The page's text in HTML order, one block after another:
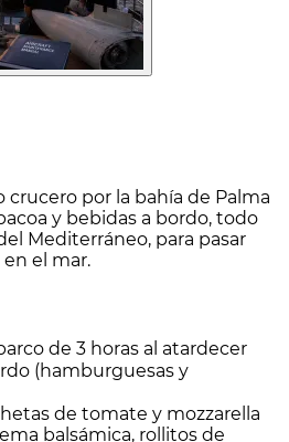
por la bahía de Palma
y bebidas a bordo, todo
Mediterráneo, para pasar
el mar.
de 3 horas al atardecer
(hamburguesas y
de tomate y mozzarella
balsámica, rollitos de